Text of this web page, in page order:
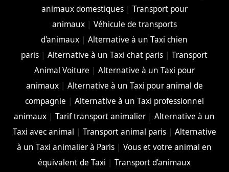
animaux domestiques| Transport pour
animaux| Véhicule de transports
d'animaux |Alternative à un Taxi chien
paris |Alternative à un Taxi chat paris |Transport
Animal Voiture | Alternative à un Taxi pour
animaux| Alternative à un Taxi pour animal de
compagnie | Alternative à un Taxi professionnel
animaux |Tarif transport animalier |Alternative à un
Taxi avec animal | Transport animal paris| Alternative
à un Taxi animalier à Paris |Vous et votre animal en
équivalent de Taxi |Transport d’animaux